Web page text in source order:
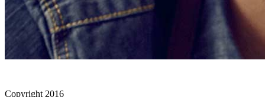
Copyright 2016